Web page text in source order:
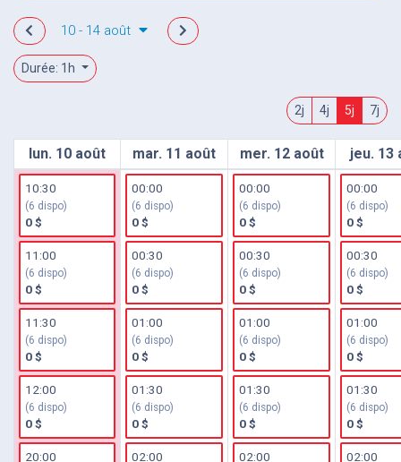
10 - 14 août
Durée: 1h
2j 4j 5j 7j
lun. 10 août mar. 11 août mer. 12 août jeu. 13
10:30
(6 dispo)
0 $
11:00
(6 dispo)
0 $
11:30
(6 dispo)
0 $
12:00
(6 dispo)
0 $
20:00
00:00
(6 dispo)
0 $
00:30
(6 dispo)
0 $
01:00
(6 dispo)
0 $
01:30
(6 dispo)
0 $
02:00
00:00
(6 dispo)
0 $
00:30
(6 dispo)
0 $
01:00
(6 dispo)
0 $
01:30
(6 dispo)
0 $
02:00
00:00
(6 dispo)
0 $
00:30
(6 dispo)
0 $
01:00
(6 dispo)
0 $
01:30
(6 dispo)
0 $
02:00